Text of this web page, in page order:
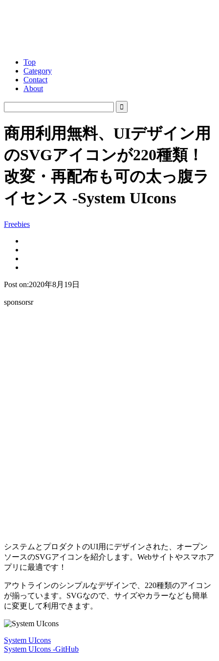
Top
Category
Contact
About
商用利用無料、UIデザイン用
のSVGアイコンが220種類！
改変・再配布も可の太っ腹ラ
イセンス -System UIcons
Freebies
Post on:2020年8月19日
sponsorsr
システムとプロダクトのUI用にデザインされた、オープン
ソースのSVGアイコンを紹介します。Webサイトやスマホア
プリに最適です！
アウトラインのシンプルなデザインで、220種類のアイコン
が揃っています。SVGなので、サイズやカラーなども簡単
に変更して利用できます。
System UIcons
System UIcons -GitHub